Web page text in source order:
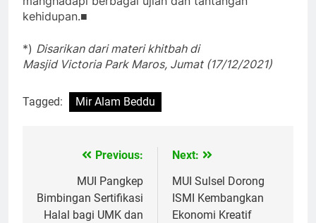
kehidupan.■
*) Disarikan dari materi khitbah di
Masjid Victoria Park Maros, Jumat (17/12/2021)
Tagged: Mir Alam Beddu
NavigasiPrevious:
MUI Pangkep
Bimbingan Sertifikasi
Halal bagi UMK dan
Next:
MUI Sulsel Dorong
ISMI Kembangkan
Ekonomi Kreatif